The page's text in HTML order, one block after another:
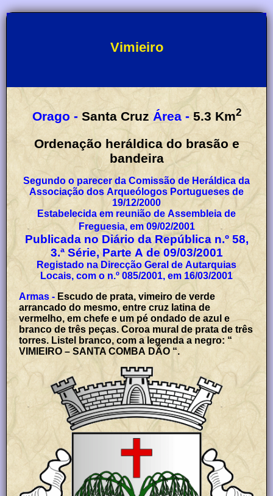
Vimieiro
Orago - Santa Cruz Área - 5.3 Km2
Ordenação heráldica do brasão e
bandeira
Segundo o parecer da Comissão de Heráldica da
Associação dos Arqueólogos Portugueses de
19/12/2000
Estabelecida em reunião de Assembleia de
Freguesia, em 09/02/2001
Publicada no Diário da República n.º 58,
3.ª Série, Parte A de 09/03/2001
Registado na Direcção Geral de Autarquias
Locais, com o n.º 085/2001, em 16/03/2001
Armas - Escudo de prata, vimeiro de verde
arrancado do mesmo, entre cruz latina de
vermelho, em chefe e um pé ondado de azul e
branco de três peças. Coroa mural de prata de três
torres. Listel branco, com a legenda a negro: “
VIMIEIRO – SANTA COMBA DÃO “.